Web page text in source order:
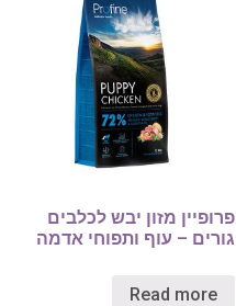
פרופיין מזון יבש לכלבים
גורים – עוף ותפוחי אדמה
Read more